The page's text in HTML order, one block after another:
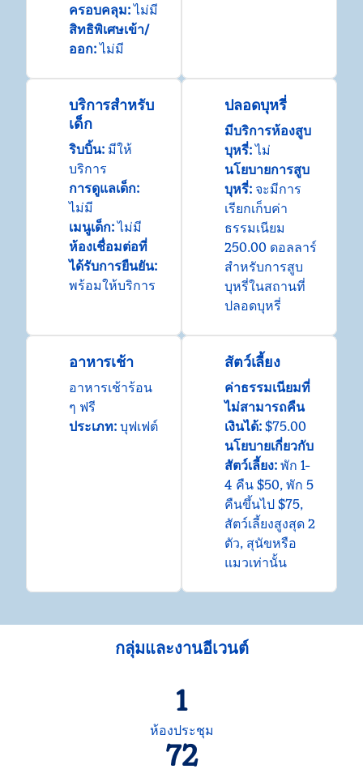
ครอบคลุม: ไม่มี
สิทธิพิเศษเข้า/
ออก: ไม่มี
บริการสําหรับ
เด็ก
ริบบิ้น: มีให้
บริการ
การดูแลเด็ก:
ไม่มี
เมนูเด็ก: ไม่มี
ห้องเชื่อมต่อที่
ได้รับการยืนยัน:
พร้อมให้บริการ
ปลอดบุหรี่
มีบริการห้องสูบ
บุหรี่: ไม่
นโยบายการสูบ
บุหรี่: จะมีการ
เรียกเก็บค่า
ธรรมเนียม
250.00 ดอลลาร์
สําหรับการสูบ
บุหรี่ในสถานที่
ปลอดบุหรี่
อาหารเช้า
อาหารเช้าร้อน
ๆ ฟรี
ประเภท: บุฟเฟต์
สัตว์เลี้ยง
ค่าธรรมเนียมที่
ไม่สามารถคืน
เงินได้: $75.00
นโยบายเกี่ยวกับ
สัตว์เลี้ยง: พัก 1-
4 คืน $50, พัก 5
คืนขึ้นไป $75,
สัตว์เลี้ยงสูงสุด 2
ตัว, สุนัขหรือ
แมวเท่านั้น
กลุ่มและงานอีเวนต์
1
ห้องประชุม
72